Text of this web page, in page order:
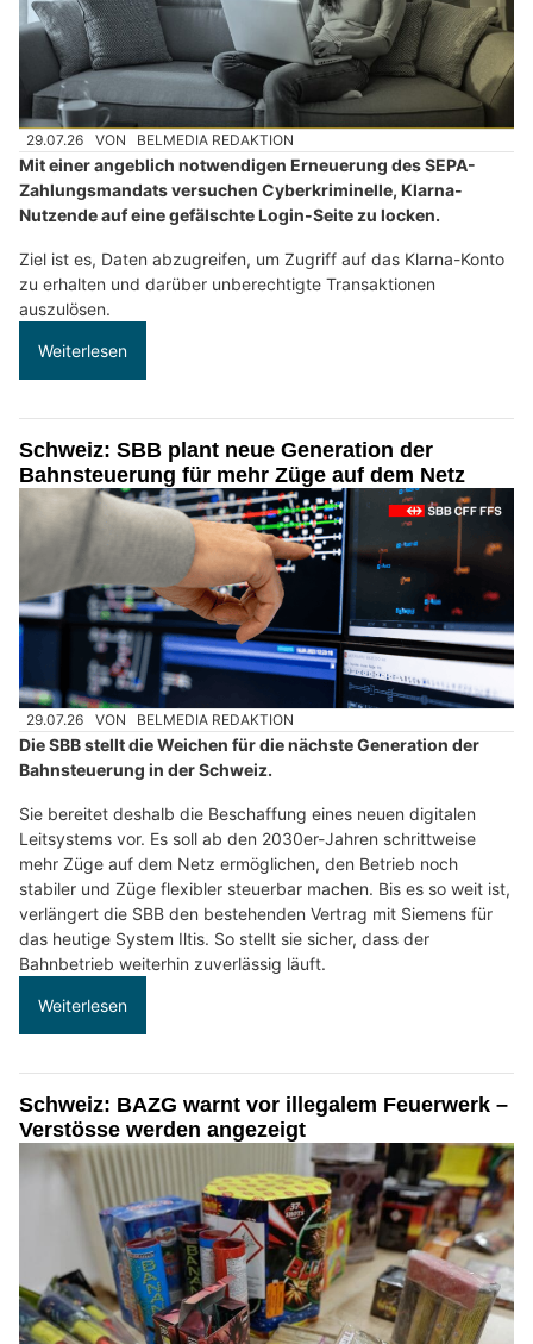
29.07.26 VON BELMEDIA REDAKTION
Mit einer angeblich notwendigen Erneuerung des SEPA-
Zahlungsmandats versuchen Cyberkriminelle, Klarna-
Nutzende auf eine gefälschte Login-Seite zu locken.
Ziel ist es, Daten abzugreifen, um Zugriff auf das Klarna-Konto
zu erhalten und darüber unberechtigte Transaktionen
auszulösen.
Weiterlesen
Schweiz: SBB plant neue Generation der
Bahnsteuerung für mehr Züge auf dem Netz
29.07.26 VON BELMEDIA REDAKTION
Die SBB stellt die Weichen für die nächste Generation der
Bahnsteuerung in der Schweiz.
Sie bereitet deshalb die Beschaffung eines neuen digitalen
Leitsystems vor. Es soll ab den 2030er-Jahren schrittweise
mehr Züge auf dem Netz ermöglichen, den Betrieb noch
stabiler und Züge flexibler steuerbar machen. Bis es so weit ist,
verlängert die SBB den bestehenden Vertrag mit Siemens für
das heutige System Iltis. So stellt sie sicher, dass der
Bahnbetrieb weiterhin zuverlässig läuft.
Weiterlesen
Schweiz: BAZG warnt vor illegalem Feuerwerk –
Verstösse werden angezeigt